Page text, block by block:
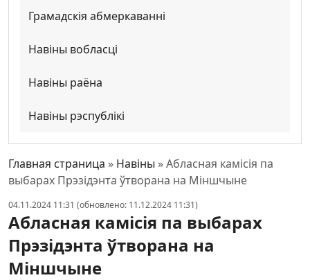
Главная страница » Навіны »Абласная камісія па
выбарах Прэзідэнта ўтворана на Міншчыне
04.11.2024 11:31 (обновлено: 11.12.2024 11:31)
Абласная камісія па выбарах
Прэзідэнта ўтворана на
Міншчыне
Грамадскія абмеркаванні
Навіны вобласці
Навіны раёна
Навіны рэспублікі